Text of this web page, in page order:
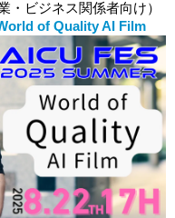
・ビジネス関係者向け）
of Quality AI Film